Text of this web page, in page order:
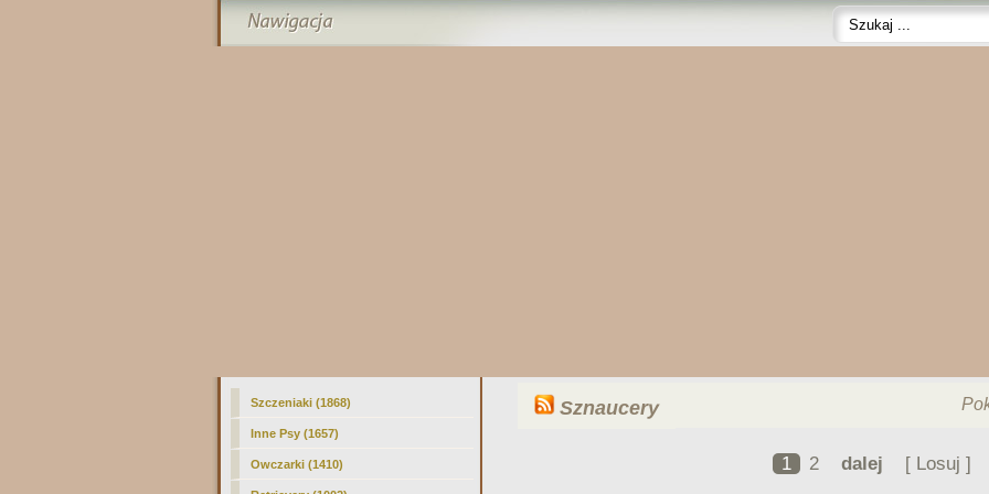
Szczeniaki (1868)
Inne Psy (1657)
Owczarki (1410)
Sznaucery
1 2 dalej [ Losuj ]